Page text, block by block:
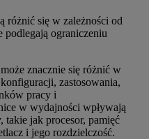
różnić się w zależności od
podlegają ograniczeniu
znacznie się różnić w
zastosowania,
pracy i
w wydajności wpływają
jak procesor, pamięć
i jego rozdzielczość.